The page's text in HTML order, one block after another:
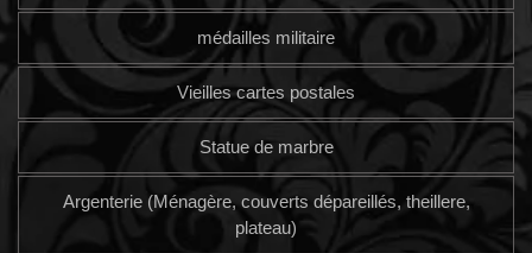
médailles militaire
Vieilles cartes postales
Statue de marbre
Argenterie (Ménagère, couverts dépareillés, theillere,
plateau)